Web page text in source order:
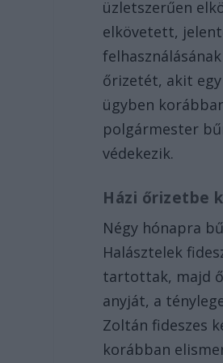
üzletszerűen
elkövetett,
őrizetét, akit
ügyben
polgármester
védekezik.
Házi őrizetbe
Négy hónapra
Halásztelek
tartottak, majd
anyját, a
Zoltán fideszes
korábban